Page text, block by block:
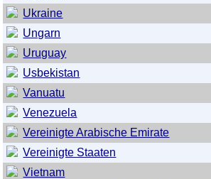
Ukraine
Ungarn
Uruguay
Usbekistan
Vanuatu
Venezuela
Vereinigte Arabische Emirate
Vereinigte Staaten
Vietnam